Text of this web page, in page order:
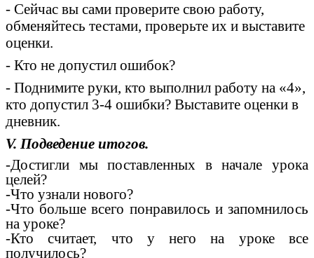
- Сейчас вы сами проверите свою работу,
обменяйтесь тестами, проверьте их и выставите
оценки.
- Кто не допустил ошибок?
- Поднимите руки, кто выполнил работу на «4»,
кто допустил 3-4 ошибки? Выставите оценки в
дневник.
V. Подведение итогов.
-Достигли мы поставленных в начале урока
целей?
-Что узнали нового?
-Что больше всего понравилось и запомнилось
на уроке?
-Кто считает, что у него на уроке все
получилось?